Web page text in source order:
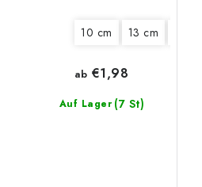
10 cm 13 cm
Auf Lager (7 St)
ab €1,98